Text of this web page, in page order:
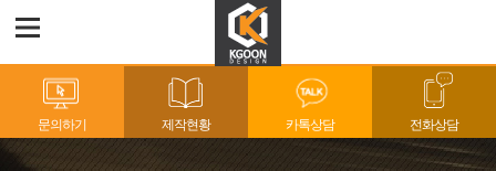
문의하기 제작현황 카톡상담 전화상담